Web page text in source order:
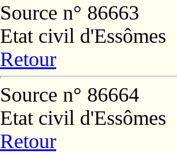
Source n° 86663
Etat civil d'Essômes
Retour
Source n° 86664
Etat civil d'Essômes
Retour